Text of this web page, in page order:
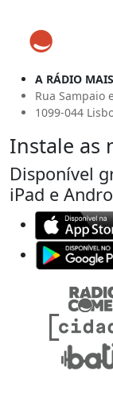
A RÁDIO
Rua Sampaio
1099-044
Instale as
Disponível
iPad e